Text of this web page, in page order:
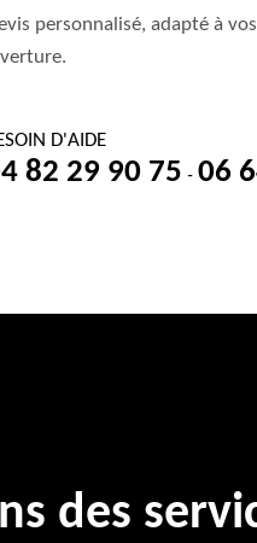
personnalisé, adapté à
D'AIDE
82 29 90 75 - 06
des